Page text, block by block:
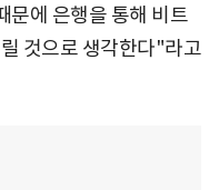
문에 은행을 통해 비트
것으로 생각한다"라고